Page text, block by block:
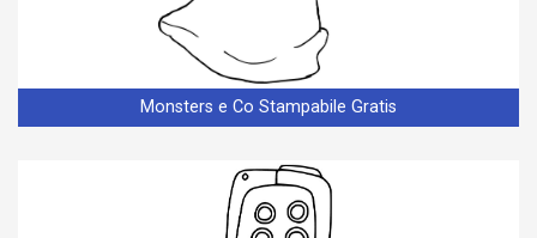
Monsters e Co Stampabile Gratis